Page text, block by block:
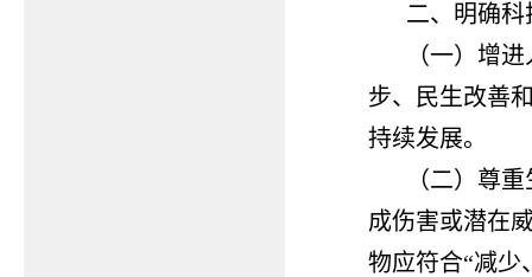
二、明确
（一）增
步、民生改善
持续发展。
（二）尊
成伤害或潜在
物应符合“减少